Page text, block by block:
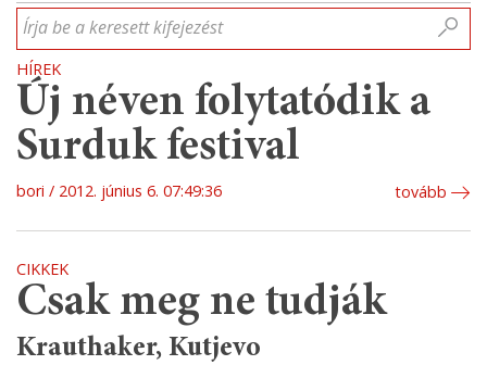
CIKKEKHÍREKINFOGRAFIKÁKMUNKATÁRSAKWINESOFA
Írja be a keresett kifejezést
HÍREK
Új néven folytatódik a
Surduk festival
bori 2012. június 6. 07:49:36 tovább
CIKKEK
Csak meg ne tudják
Krauthaker, Kutjevo